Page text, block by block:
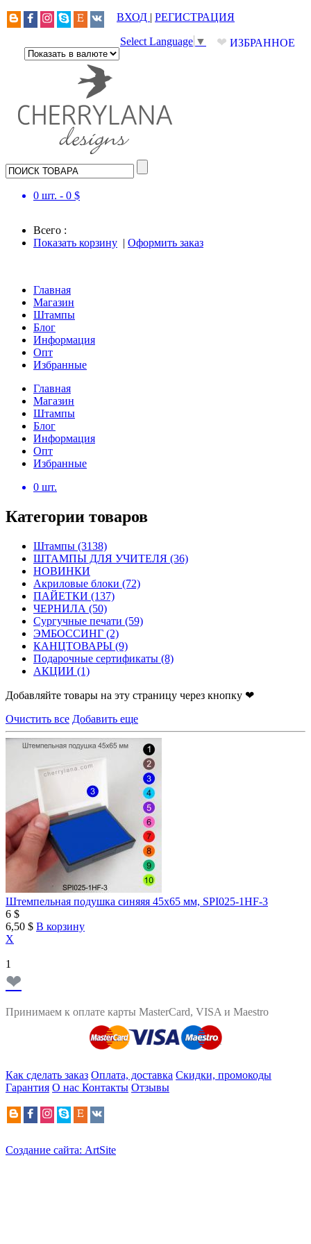
ВХОД | РЕГИСТРАЦИЯ
❤ ИЗБРАННОЕ
Select Language ▼
0 шт. - 0 $
Всего :
Показать корзину | Оформить заказ
Главная
Магазин
Штампы
Блог
Информация
Опт
Избранные
Главная
Магазин
Штампы
Блог
Информация
Опт
Избранные
0 шт.
Категории товаров
Штампы (3138)
ШТАМПЫ ДЛЯ УЧИТЕЛЯ (36)
НОВИНКИ
Акриловые блоки (72)
ПАЙЕТКИ (137)
ЧЕРНИЛА (50)
Сургучные печати (59)
ЭМБОССИНГ (2)
КАНЦТОВАРЫ (9)
Подарочные сертификаты (8)
АКЦИИ (1)
Добавляйте товары на эту страницу через кнопку ❤
Очистить все Добавить еще
Штемпельная подушка синяяя 45х65 мм, SPI025-1HF-3
6 $
6,50 $ В корзину
X
1
❤
Принимаем к оплате карты MasterCard, VISA и Maestro
Как сделать заказ Оплата, доставка Скидки, промокоды
Гарантия О нас Контакты Отзывы
Создание сайта: ArtSite